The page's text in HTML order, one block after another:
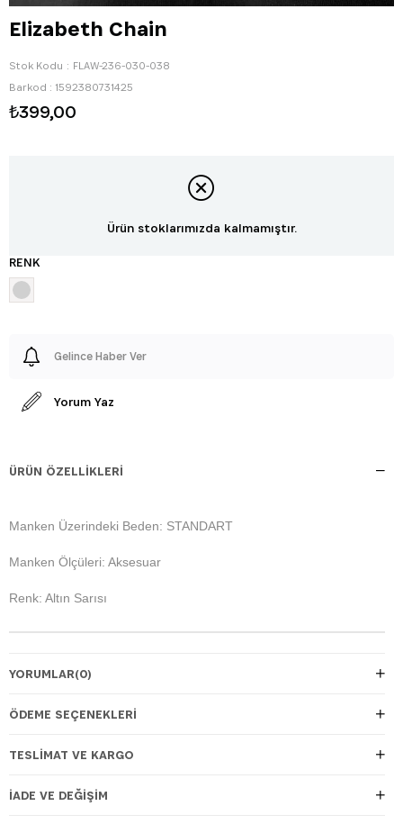
Elizabeth Chain
Stok Kodu
FLAW-236-030-038
Barkod : 1592380731425
₺399,00
Ürün stoklarımızda kalmamıştır.
RENK
Gelince Haber Ver
Yorum Yaz
ÜRÜN ÖZELLIKLERI
Manken Üzerindeki Beden: STANDART
Manken Ölçüleri: Aksesuar
Renk: Altın Sarısı
YORUMLAR(0)
ÖDEME SEÇENEKLERI
TESLIMAT VE KARGO
İADE VE DEĞIŞIM